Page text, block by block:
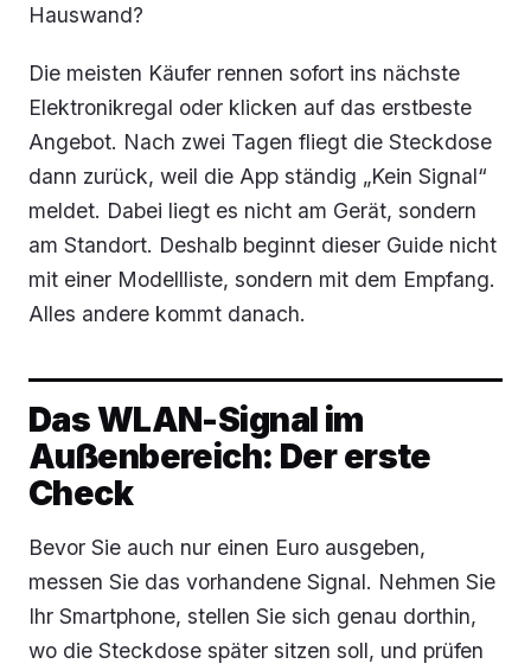
Hauswand?
Die meisten Käufer rennen sofort ins nächste
Elektronikregal oder klicken auf das erstbeste
Angebot. Nach zwei Tagen fliegt die Steckdose
dann zurück, weil die App ständig „Kein Signal“
meldet. Dabei liegt es nicht am Gerät, sondern
am Standort. Deshalb beginnt dieser Guide nicht
mit einer Modellliste, sondern mit dem Empfang.
Alles andere kommt danach.
Das WLAN-Signal im
Außenbereich: Der erste
Check
Bevor Sie auch nur einen Euro ausgeben,
messen Sie das vorhandene Signal. Nehmen Sie
Ihr Smartphone, stellen Sie sich genau dorthin,
wo die Steckdose später sitzen soll, und prüfen